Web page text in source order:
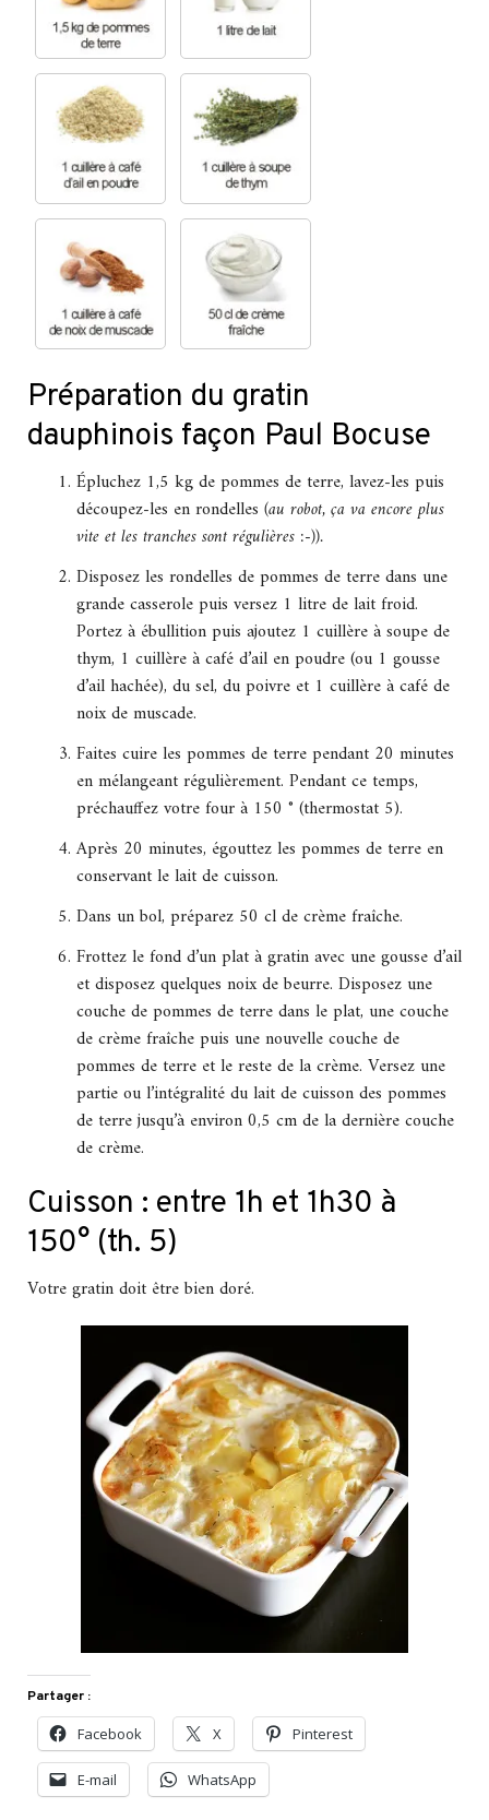
Préparation du gratin
dauphinois façon Paul Bocuse
Épluchez 1,5 kg de pommes de terre, lavez-les puis
découpez-les en rondelles (au robot, ça va encore plus
vite et les tranches sont régulières :-)).
Disposez les rondelles de pommes de terre dans une
grande casserole puis versez 1 litre de lait froid.
Portez à ébullition puis ajoutez 1 cuillère à soupe de
thym, 1 cuillère à café d’ail en poudre (ou 1 gousse
d’ail hachée), du sel, du poivre et 1 cuillère à café de
noix de muscade.
Faites cuire les pommes de terre pendant 20 minutes
en mélangeant régulièrement. Pendant ce temps,
préchauffez votre four à 150 ° (thermostat 5).
Après 20 minutes, égouttez les pommes de terre en
conservant le lait de cuisson.
Dans un bol, préparez 50 cl de crème fraîche.
Frottez le fond d’un plat à gratin avec une gousse d’ail
et disposez quelques noix de beurre. Disposez une
couche de pommes de terre dans le plat, une couche
de crème fraîche puis une nouvelle couche de
pommes de terre et le reste de la crème. Versez une
partie ou l’intégralité du lait de cuisson des pommes
de terre jusqu’à environ 0,5 cm de la dernière couche
de crème.
Cuisson : entre 1h et 1h30 à
150° (th. 5)
Votre gratin doit être bien doré.
Partager :
Facebook X Pinterest
E-mail WhatsApp